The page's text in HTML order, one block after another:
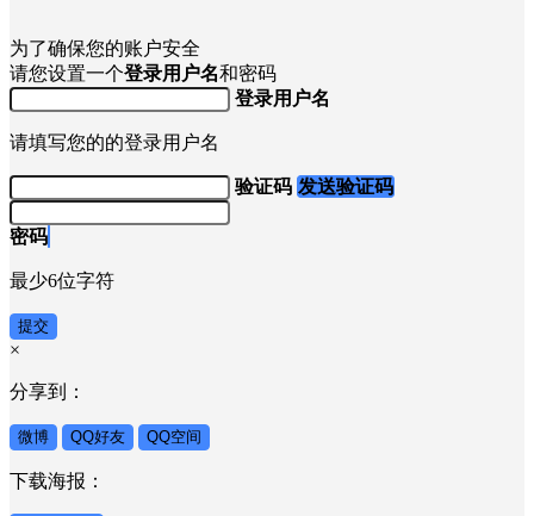
为了确保您的账户安全
请您设置一个登录用户名和密码
登录用户名
请填写您的的登录用户名
验证码 发送验证码
密码
最少6位字符
提交
×
分享到：
微博 QQ好友 QQ空间
下载海报：